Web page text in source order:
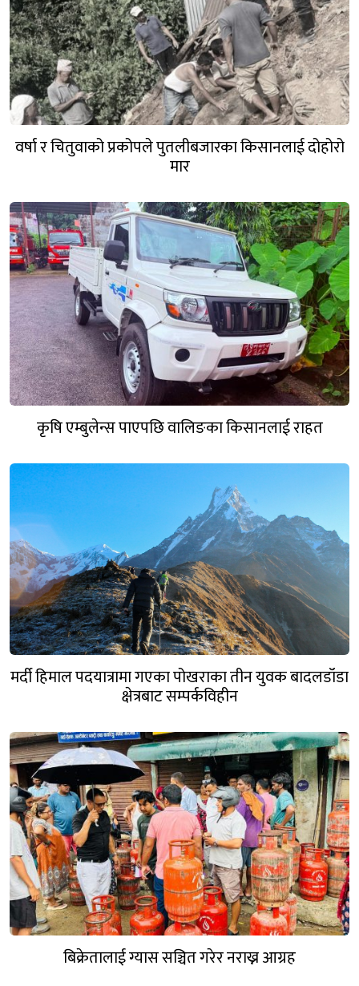
वर्षा र चितुवाको प्रकोपले पुतलीबजारका किसानलाई दोहोरो
मार
कृषि एम्बुलेन्स पाएपछि वालिङका किसानलाई राहत
मर्दी हिमाल पदयात्रामा गएका पोखराका तीन युवक बादलडाँडा
क्षेत्रबाट सम्पर्कविहीन
बिक्रेतालाई ग्यास सञ्चित गरेर नराख्न आग्रह